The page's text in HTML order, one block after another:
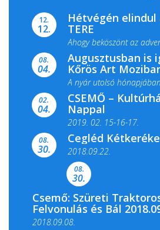
12.
12.
Hétvégén elindul
TERE
Ahogy beköszönt az
ismét megtelik ünnepi
08.
04.
Augusztusban is
Kőrös Art
A nyár utolsó
filmkínálattal, családi...
02.
04.
CSEMŐ –
Nappal
2019. 02. 15-16-17.
Színes és tartalmas
Csemői Községi Könyvtár
08.
30.
Cegléd
2018.09.22.
08.
30.
Csemő: Szüreti
Felvonulás és Bál
2018.09.08.